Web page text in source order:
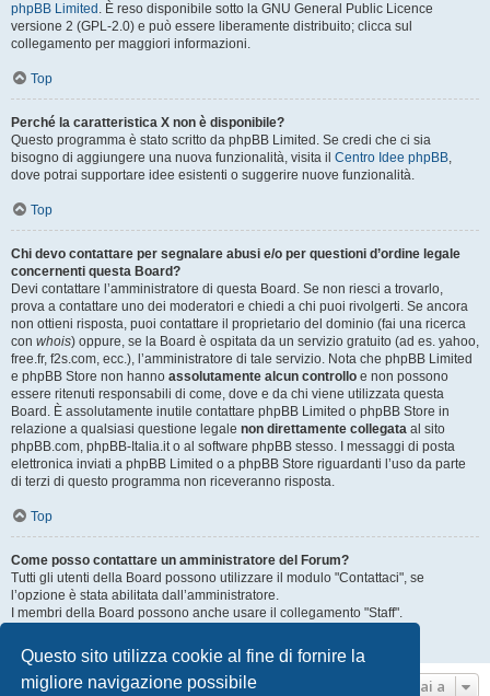
Questo sito utilizza cookie al fine di fornire la
migliore navigazione possibile
phpBB Limited . È reso disponibile sotto la GNU General Public Licence
versione 2 (GPL-2.0) e può essere liberamente distribuito; clicca sul
collegamento per maggiori informazioni.
Top
Perché la caratteristica X non è disponibile?
Questo programma è stato scritto da phpBB Limited. Se credi che ci sia
bisogno di aggiungere una nuova funzionalità, visita il Centro Idee phpBB,
dove potrai supportare idee esistenti o suggerire nuove funzionalità.
Top
Chi devo contattare per segnalare abusi e/o per questioni d’ordine legale
concernenti questa Board?
Devi contattare l’amministratore di questa Board. Se non riesci a trovarlo,
prova a contattare uno dei moderatori e chiedi a chi puoi rivolgerti. Se ancora
non ottieni risposta, puoi contattare il proprietario del dominio (fai una ricerca
con whois) oppure, se la Board è ospitata da un servizio gratuito (ad es. yahoo,
free.fr, f2s.com, ecc.), l’amministratore di tale servizio. Nota che phpBB Limited
e phpBB Store non hanno assolutamente alcun controllo e non possono
essere ritenuti responsabili di come, dove e da chi viene utilizzata questa
Board. È assolutamente inutile contattare phpBB Limited o phpBB Store in
relazione a qualsiasi questione legale non direttamente collegata al sito
phpBB.com, phpBB-Italia.it o al software phpBB stesso. I messaggi di posta
elettronica inviati a phpBB Limited o a phpBB Store riguardanti l’uso da parte
di terzi di questo programma non riceveranno risposta.
Top
Come posso contattare un amministratore del Forum?
Tutti gli utenti della Board possono utilizzare il modulo "Contattaci", se
l’opzione è stata abilitata dall’amministratore.
I membri della Board possono anche usare il collegamento "Staff".
Top
Vai a